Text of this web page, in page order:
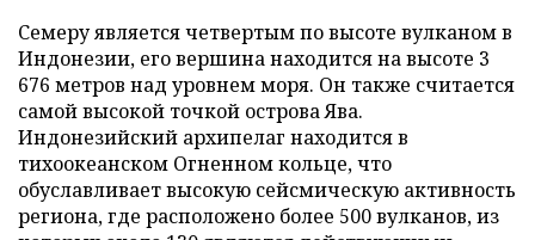
Семеру является четвертым по высоте вулканом в
Индонезии, его вершина находится на высоте 3
676 метров над уровнем моря. Он также считается
самой высокой точкой острова Ява.
Индонезийский архипелаг находится в
тихоокеанском Огненном кольце, что
обуславливает высокую сейсмическую активность
региона, где расположено более 500 вулканов, из